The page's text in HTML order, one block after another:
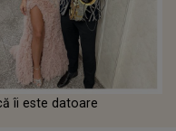
îi este datoare